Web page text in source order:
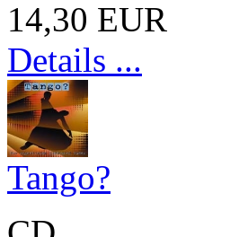
14,30 EUR
Details ...
Tango?